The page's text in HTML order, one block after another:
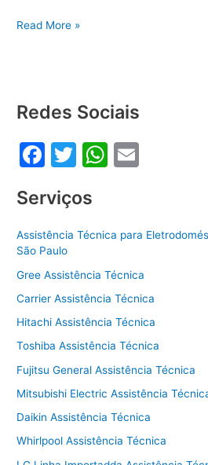
c
o
o
k
itt
p
p
Assistência
Read More »
Redes Sociais
F
c
e
b
o
o
k
T
itt
er
W
s
p
p
l
Serviços
Assistência Técnica para
São Paulo
Gree Assistência Técnica
Carrier Assistência Técnica
Hitachi Assistência Técnica
Toshiba Assistência Técnica
Fujitsu General Assistência Técnica
Mitsubishi Electric Assistência
Daikin Assistência Técnica
Whirlpool Assistência Técnica